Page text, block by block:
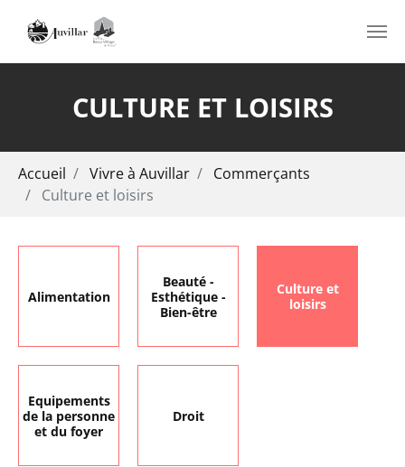
CULTURE ET LOISIRS
Accueil Vivre à Auvillar
Commerçants
Culture et loisirs
Alimentation
Beauté -
Esthétique -
Bien-être
Culture et
loisirs
Equipements
de la personne
et du foyer
Droit